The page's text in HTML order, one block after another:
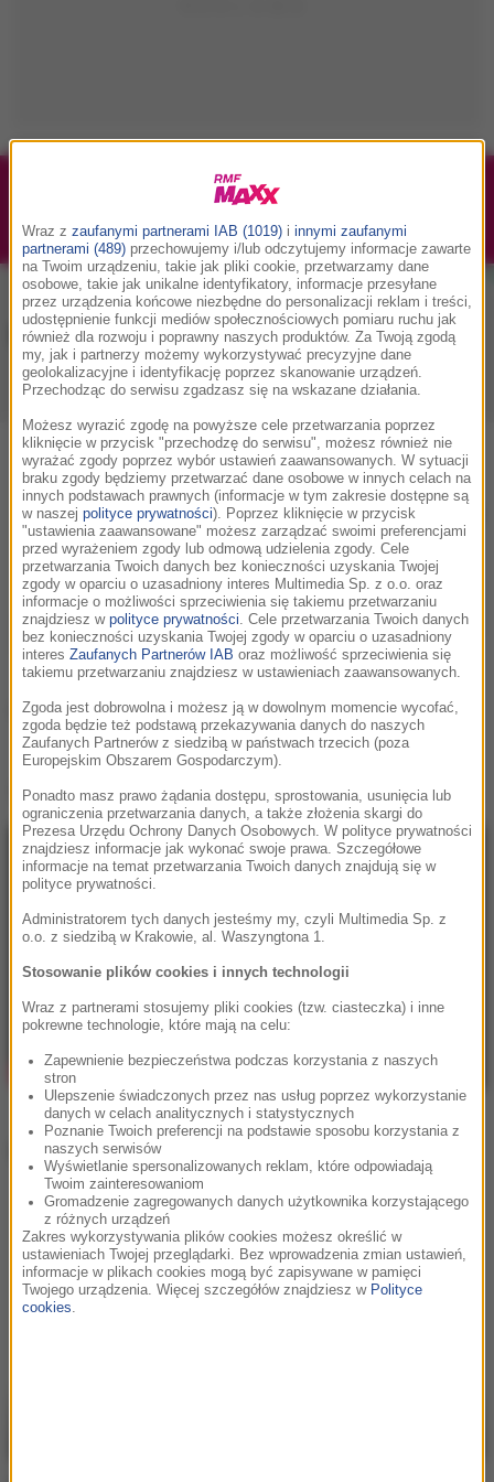
Podwójne bilety na Silesia Memoriał Kamili
Skolimowskiej 2026 - 23.08.2026
Muzyka w RMF MAXX
Playlista Hity Nowości muzyczne
Faul/Wad Ad vs Pnau
Changes
Podziel się:
Teledysk Faul / Wad Ad vs Pnau - Changes
Inne teledyski
Wraz z zaufanymi partnerami IAB (1019) i innymi zaufanymi
partnerami (489) przechowujemy i/lub odczytujemy informacje zawarte
na Twoim urządzeniu, takie jak pliki cookie, przetwarzamy dane
osobowe, takie jak unikalne identyfikatory, informacje przesyłane
przez urządzenia końcowe niezbędne do personalizacji reklam i treści,
udostępnienie funkcji mediów społecznościowych pomiaru ruchu jak
również dla rozwoju i poprawny naszych produktów. Za Twoją zgodą
my, jak i partnerzy możemy wykorzystywać precyzyjne dane
geolokalizacyjne i identyfikację poprzez skanowanie urządzeń.
Przechodząc do serwisu zgadzasz się na wskazane działania.
Możesz wyrazić zgodę na powyższe cele przetwarzania poprzez
kliknięcie w przycisk "przechodzę do serwisu", możesz również nie
wyrażać zgody poprzez wybór ustawień zaawansowanych. W sytuacji
braku zgody będziemy przetwarzać dane osobowe w innych celach na
innych podstawach prawnych (informacje w tym zakresie dostępne są
w naszej polityce prywatności). Poprzez kliknięcie w przycisk
"ustawienia zaawansowane" możesz zarządzać swoimi preferencjami
przed wyrażeniem zgody lub odmową udzielenia zgody. Cele
przetwarzania Twoich danych bez konieczności uzyskania Twojej
zgody w oparciu o uzasadniony interes Multimedia Sp. z o.o. oraz
informacje o możliwości sprzeciwienia się takiemu przetwarzaniu
znajdziesz w polityce prywatności . Cele przetwarzania Twoich danych
bez konieczności uzyskania Twojej zgody w oparciu o uzasadniony
interes Zaufanych Partnerów IAB oraz możliwość sprzeciwienia się
takiemu przetwarzaniu znajdziesz w ustawieniach zaawansowanych.
Zgoda jest dobrowolna i możesz ją w dowolnym momencie wycofać,
zgoda będzie też podstawą przekazywania danych do naszych
Zaufanych Partnerów z siedzibą w państwach trzecich (poza
Europejskim Obszarem Gospodarczym).
Ponadto masz prawo żądania dostępu, sprostowania, usunięcia lub
ograniczenia przetwarzania danych, a także złożenia skargi do
Prezesa Urzędu Ochrony Danych Osobowych. W polityce prywatności
znajdziesz informacje jak wykonać swoje prawa. Szczegółowe
informacje na temat przetwarzania Twoich danych znajdują się w
polityce prywatności.
Administratorem tych danych jesteśmy my, czyli Multimedia Sp. z
o.o. z siedzibą w Krakowie, al. Waszyngtona 1.
Stosowanie plików cookies i innych technologii
Wraz z partnerami stosujemy pliki cookies (tzw. ciasteczka) i inne
pokrewne technologie, które mają na celu:
Zapewnienie bezpieczeństwa podczas korzystania z naszych
stron
Ulepszenie świadczonych przez nas usług poprzez wykorzystanie
danych w celach analitycznych i statystycznych
Poznanie Twoich preferencji na podstawie sposobu korzystania z
naszych serwisów
Wyświetlanie spersonalizowanych reklam, które odpowiadają
Twoim zainteresowaniom
Gromadzenie zagregowanych danych użytkownika korzystającego
z różnych urządzeń
Zakres wykorzystywania plików cookies możesz określić w
ustawieniach Twojej przeglądarki. Bez wprowadzenia zmian ustawień,
informacje w plikach cookies mogą być zapisywane w pamięci
Twojego urządzenia. Więcej szczegółów znajdziesz w Polityce
cookies